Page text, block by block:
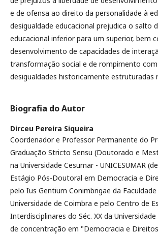
e de ofensa ao direito da personalidade à
desigualdade educacional prejudica o salto
educacional inferior para um superior, bem
desenvolvimento de capacidades de
transformação social e de rompimento
desigualdades historicamente estruturadas
Biografia do Autor
Dirceu Pereira Siqueira
Coordenador e Professor Permanente do
Graduação Stricto Sensu (Doutorado e
na Universidade Cesumar - UNICESUMAR
Estágio Pós-Doutoral em Democracia e
pelo Ius Gentium Conimbrigae da
Universidade de Coimbra e pelo Centro de
Interdisciplinares do Séc. XX da
de concentração em "Democracia e